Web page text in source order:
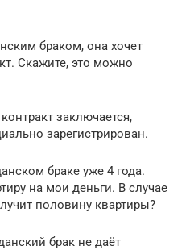
браком, она хочет
Скажите, это можно
заключается,
зарегистрирован.
браке уже 4 года.
на мои деньги. В случае
половину квартиры?
брак не даёт